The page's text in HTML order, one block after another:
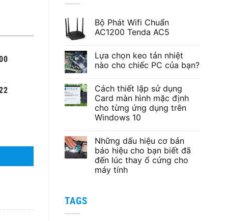
Bộ Phát Wifi Chuẩn
AC1200 Tenda AC5
bình
luận
ở
Wifi
Chuẩn
AC1200
Tenda
AC5
Lựa chọn keo tản nhiệt
nào cho chiếc PC của bạn?
bình
luận
ở
Lựa
chọn
keo
nào
cho
chiếc
PC
của
bạn?
Cách thiết lập sử dụng
Card màn hình mặc định
cho từng ứng dụng trên
Windows 10
bình
luận
ở
Cách
thiết
lập
Những dấu hiệu cơ bản
báo hiệu cho bạn biết đã
đến lúc thay ổ cứng cho
máy tính
TAGS